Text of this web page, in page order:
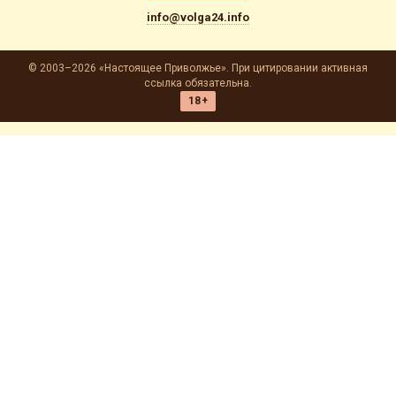
info@volga24.info
© 2003–2026 «Настоящее Приволжье». При цитировании активная
ссылка обязательна.
18+